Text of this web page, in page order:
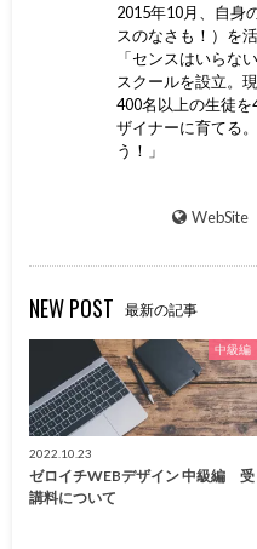
2015年10月、自身
スのなさも！）を
「センスはいらな
スクールを設立。
400名以上の生徒
ザイナーに育てる
う！」
WebSite
NEW POST 最新の記事
中級編
2022.10.23
ゼロイチWEBデザイン 中級編 受
講料について